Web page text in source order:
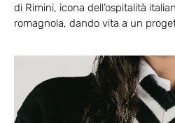
di Rimini, icona dell’ospitalità
romagnola, dando vita a un